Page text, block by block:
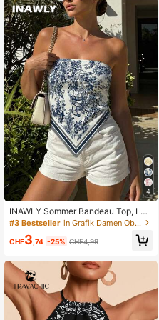
4
INAWLY Sommer Bandeau Top, Läs
sig, Mode Top, Damen Strand Top S
#3 Bestseller in Grafik Damen Oberteile
CHF3 ,74 -25% CHF4,99